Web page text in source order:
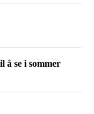
å se i sommer